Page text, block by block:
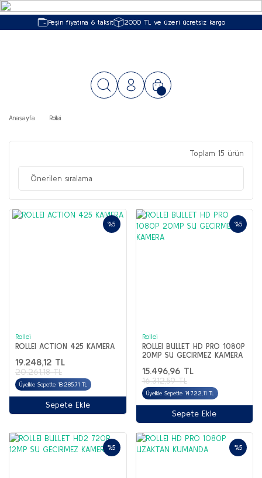
Peşin fiyatına 6 taksit 2000 TL ve üzeri ücretsiz kargo
Anasayfa Rollei
Toplam 15 ürün
%5
Rollei
ROLLEI ACTION 425 KAMERA
19.248,12 TL
20.261,18 TL
Üyelikle Sepette 18.285,71 TL
Sepete Ekle
%5
Rollei
ROLLEI BULLET HD PRO 1080P
20MP SU GECIRMEZ KAMERA
15.496,96 TL
16.312,59 TL
Üyelikle Sepette 14.722,11 TL
Sepete Ekle
%5 %5